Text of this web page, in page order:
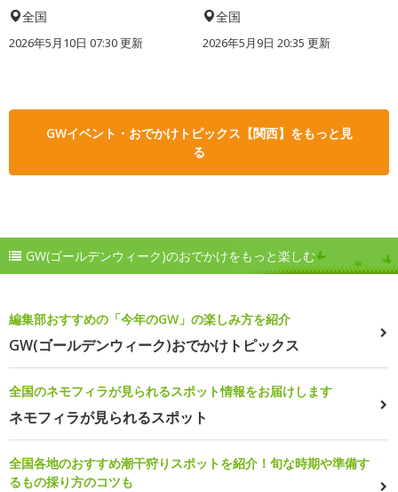
全国
2026年5月10日 07:30 更新
全国
2026年5月9日 20:35 更新
GWイベント・おでかけトピックス【関西】をもっと見
る
GW(ゴールデンウィーク)のおでかけをもっと楽しむ
編集部おすすめの「今年のGW」の楽しみ方を紹介
GW(ゴールデンウィーク)おでかけトピックス
全国のネモフィラが見られるスポット情報をお届けします
ネモフィラが見られるスポット
全国各地のおすすめ潮干狩りスポットを紹介！旬な時期や準備す
るもの採り方のコツも